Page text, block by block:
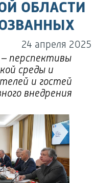
ОБЛАСТИ
24 апреля 2025
перспективы
среды и
и гостей
внедрения